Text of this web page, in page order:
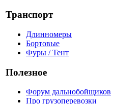
Транспорт
Длинномеры
Бортовые
Фуры / Тент
Полезное
Форум дальнобойщиков
Про грузоперевозки